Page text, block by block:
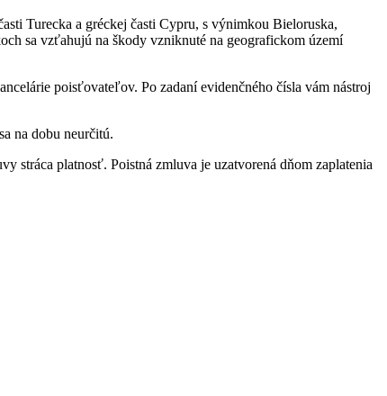
Turecka a gréckej časti Cypru, s výnimkou Bieloruska,
sa vzťahujú na škody vzniknuté na geografickom území
poisťovateľov. Po zadaní evidenčného čísla vám nástroj
na dobu neurčitú.
stráca platnosť. Poistná zmluva je uzatvorená dňom zaplatenia